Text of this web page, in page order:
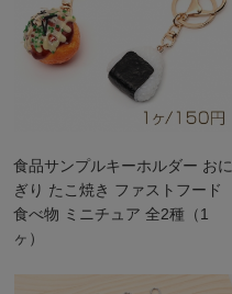
食品サンプルキーホルダー おに
ぎり たこ焼き ファストフード
食べ物 ミニチュア 全2種（1
ヶ）